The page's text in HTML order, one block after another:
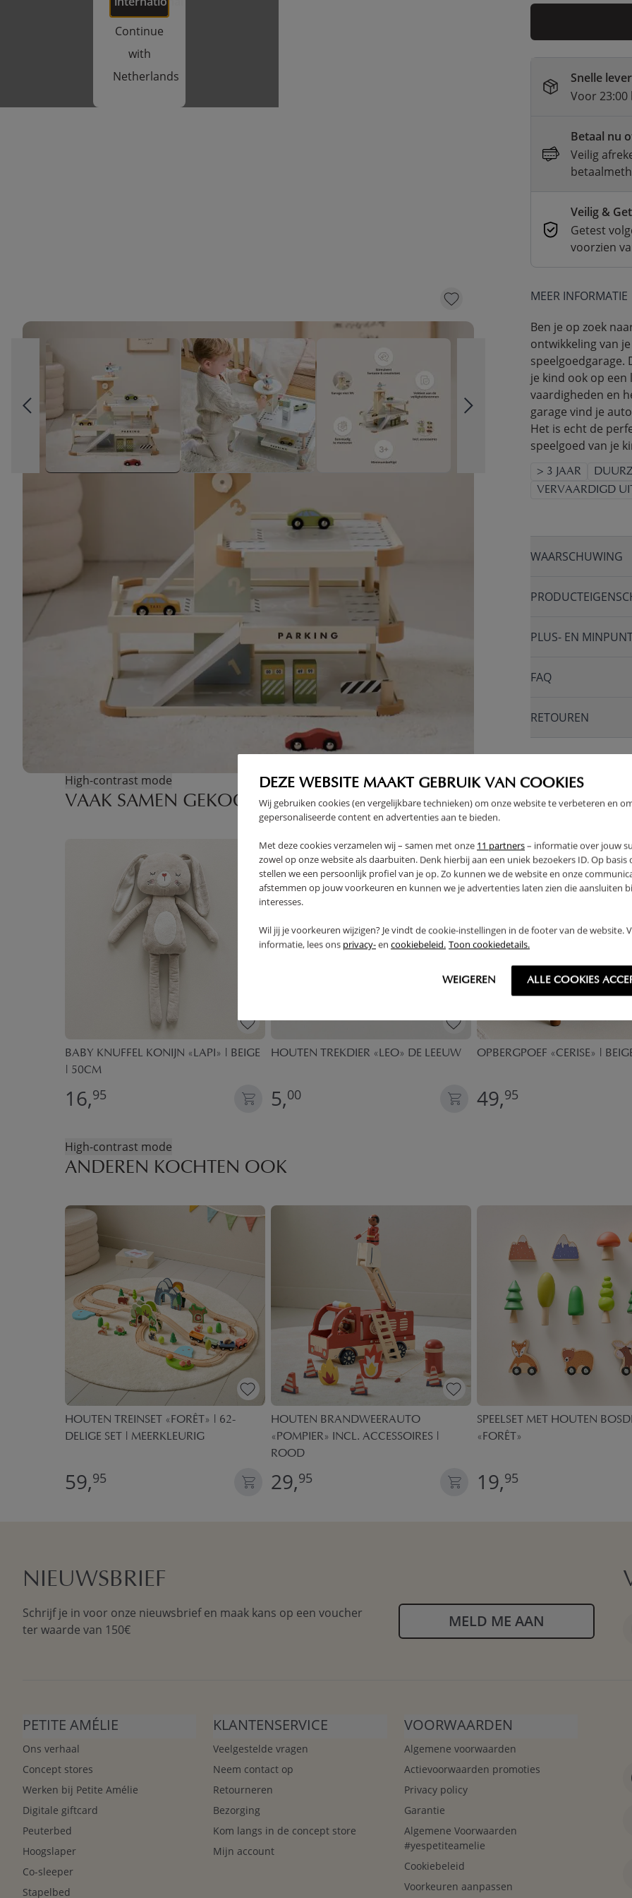
DEZE WEBSITE MAAKT GEBRUIK VAN COOKIES
Wij gebruiken cookies (en vergelijkbare technieken) om onze website te verbeteren en
gepersonaliseerde content en advertenties aan te bieden.
Met deze cookies verzamelen wij – samen met onze 11 partners– informatie over jouw
zowel op onze website als daarbuiten. Denk hierbij aan een uniek bezoekers ID. Op basis
stellen we een persoonlijk profiel van je op. Zo kunnen we de website en onze
afstemmen op jouw voorkeuren en kunnen we je advertenties laten zien die aansluiten
interesses.
Wil jij je voorkeuren wijzigen? Je vindt de cookie-instellingen in de footer van de website.
informatie, lees ons privacy-en cookiebeleid. Toon cookiedetails.
WEIGEREN ALLE COOKIES
Continue
with
Netherlands
Snelle
Voor 23:00
Betaal nu
Veilig
Veilig &
Getest
voorzien
MEER INFORMATIE
Ben je op zoek
ontwikkeling van
speelgoedgarage.
je kind ook op
vaardigheden en
garage vind je
Het is echt de
speelgoed van je
> 3 JAAR
VERVAARDIGD
WAARSCHUWING
PLUS- EN
FAQ
RETOUREN
High-contrast mode
VAAK SAMEN GEKOCHT
BABY KNUFFEL KONIJN «LAPI» | BEIGE
| 50CM
16,95
OUTLET
HOUTEN TREKDIER «LEO» DE LEEUW
5,00
OPBERGPOEF «CERISE» |
49,95
High-contrast mode
ANDEREN KOCHTEN OOK
HOUTEN TREINSET «FORÊT» | 62-
DELIGE SET | MEERKLEURIG
59,95
HOUTEN BRANDWEERAUTO
«POMPIER» INCL. ACCESSOIRES |
ROOD
29,95
SPEELSET MET HOUTEN
«FORÊT»
19,95
NIEUWSBRIEF
Schrijf je in voor onze nieuwsbrief en maak kans op een voucher
ter waarde van 150€
MELD ME AAN
PETITE AMÉLIE
Ons verhaal
Concept stores
Werken bij Petite Amélie
Digitale giftcard
Peuterbed
Hoogslaper
Co-sleeper
Stapelbed
KLANTENSERVICE
Veelgestelde vragen
Neem contact op
Retourneren
Bezorging
Kom langs in de concept store
Mijn account
VOORWAARDEN
Algemene voorwaarden
Actievoorwaarden promoties
Privacy policy
Garantie
Algemene Voorwaarden
#yespetiteamelie
Cookiebeleid
Voorkeuren aanpassen